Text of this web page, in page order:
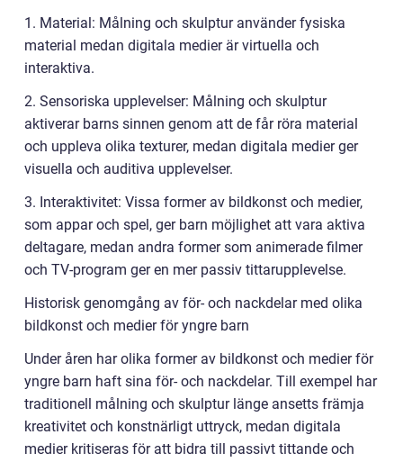
1. Material: Målning och skulptur använder fysiska
material medan digitala medier är virtuella och
interaktiva.
2. Sensoriska upplevelser: Målning och skulptur
aktiverar barns sinnen genom att de får röra material
och uppleva olika texturer, medan digitala medier ger
visuella och auditiva upplevelser.
3. Interaktivitet: Vissa former av bildkonst och medier,
som appar och spel, ger barn möjlighet att vara aktiva
deltagare, medan andra former som animerade filmer
och TV-program ger en mer passiv tittarupplevelse.
Historisk genomgång av för- och nackdelar med olika
bildkonst och medier för yngre barn
Under åren har olika former av bildkonst och medier för
yngre barn haft sina för- och nackdelar. Till exempel har
traditionell målning och skulptur länge ansetts främja
kreativitet och konstnärligt uttryck, medan digitala
medier kritiseras för att bidra till passivt tittande och